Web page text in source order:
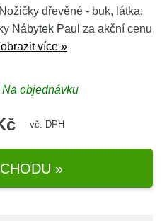
dřevěné - buk, látka:
Nábytek Paul za akční cenu
více »
objednávku
vč. DPH
»